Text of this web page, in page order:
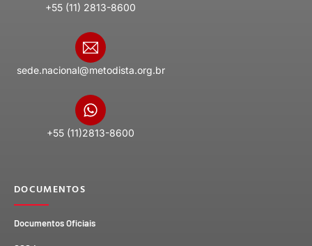
+55 (11) 2813-8600
sede.nacional@metodista.org.br
+55 (11)2813-8600
DOCUMENTOS
Documentos Oficiais